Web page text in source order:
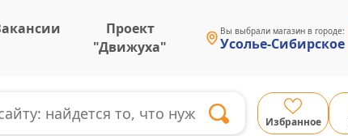
Проект
"Движуха"
Вы выбрали магазин в городе:
Усолье-Сибирское
Избранное